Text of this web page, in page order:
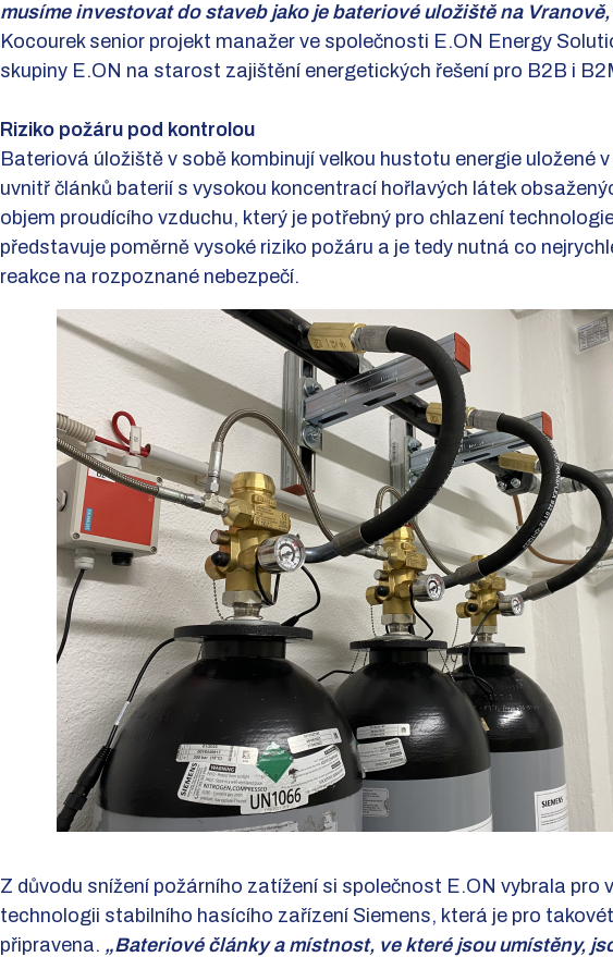
musíme investovat do staveb jako je bateriové uložiště na
Kocourek senior projekt manažer ve společnosti E.ON Energy
skupiny E.ON na starost zajištění energetických řešení pro B2B i
Riziko požáru pod kontrolou
Bateriová úložiště v sobě kombinují velkou hustotu energie uložené
uvnitř článků baterií s vysokou koncentrací hořlavých látek
objem proudícího vzduchu, který je potřebný pro chlazení
představuje poměrně vysoké riziko požáru a je tedy nutná co
reakce na rozpoznané nebezpečí.
Z důvodu snížení požárního zatížení si společnost E.ON vybrala pro
technologii stabilního hasícího zařízení Siemens, která je pro
připravena. „Bateriové články a místnost, ve které jsou umístěny,